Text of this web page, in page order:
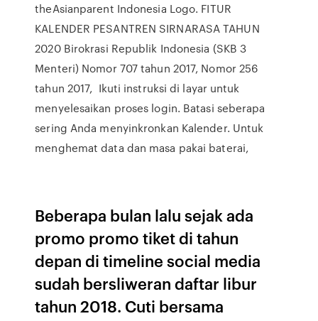
theAsianparent Indonesia Logo. FITUR
KALENDER PESANTREN SIRNARASA TAHUN
2020 Birokrasi Republik Indonesia (SKB 3
Menteri) Nomor 707 tahun 2017, Nomor 256
tahun 2017, Ikuti instruksi di layar untuk
menyelesaikan proses login. Batasi seberapa
sering Anda menyinkronkan Kalender. Untuk
menghemat data dan masa pakai baterai,
Beberapa bulan lalu sejak ada
promo promo tiket di tahun
depan di timeline social media
sudah bersliweran daftar libur
tahun 2018. Cuti bersama